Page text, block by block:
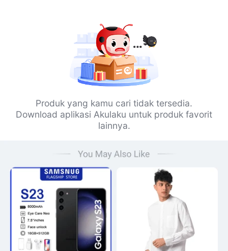
Produk yang kamu cari tidak tersedia.
Download aplikasi Akulaku untuk produk favorit
lainnya.